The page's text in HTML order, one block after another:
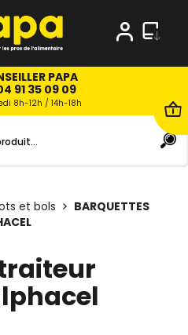
PAPA
91 35 09 09
8h-12h / 14h-18h
et bols
BARQUETTES